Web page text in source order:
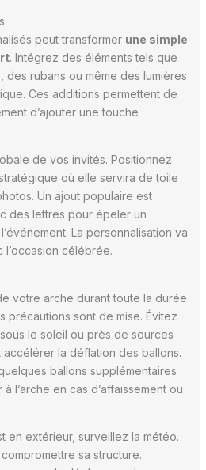
peut transformer une simple
. Intégrez des éléments tels que
des rubans ou même des lumières
Ces additions permettent de
d’ajouter une touche
de vos invités. Positionnez
où elle servira de toile
Un ajout populaire est
des lettres pour épeler un
La personnalisation va
l’occasion célébrée.
votre arche durant toute la durée
précautions sont de mise. Évitez
le soleil ou près de sources
la déflation des ballons.
ballons supplémentaires
l’arche en cas d’affaissement ou
en extérieur, surveillez la météo.
sa structure.